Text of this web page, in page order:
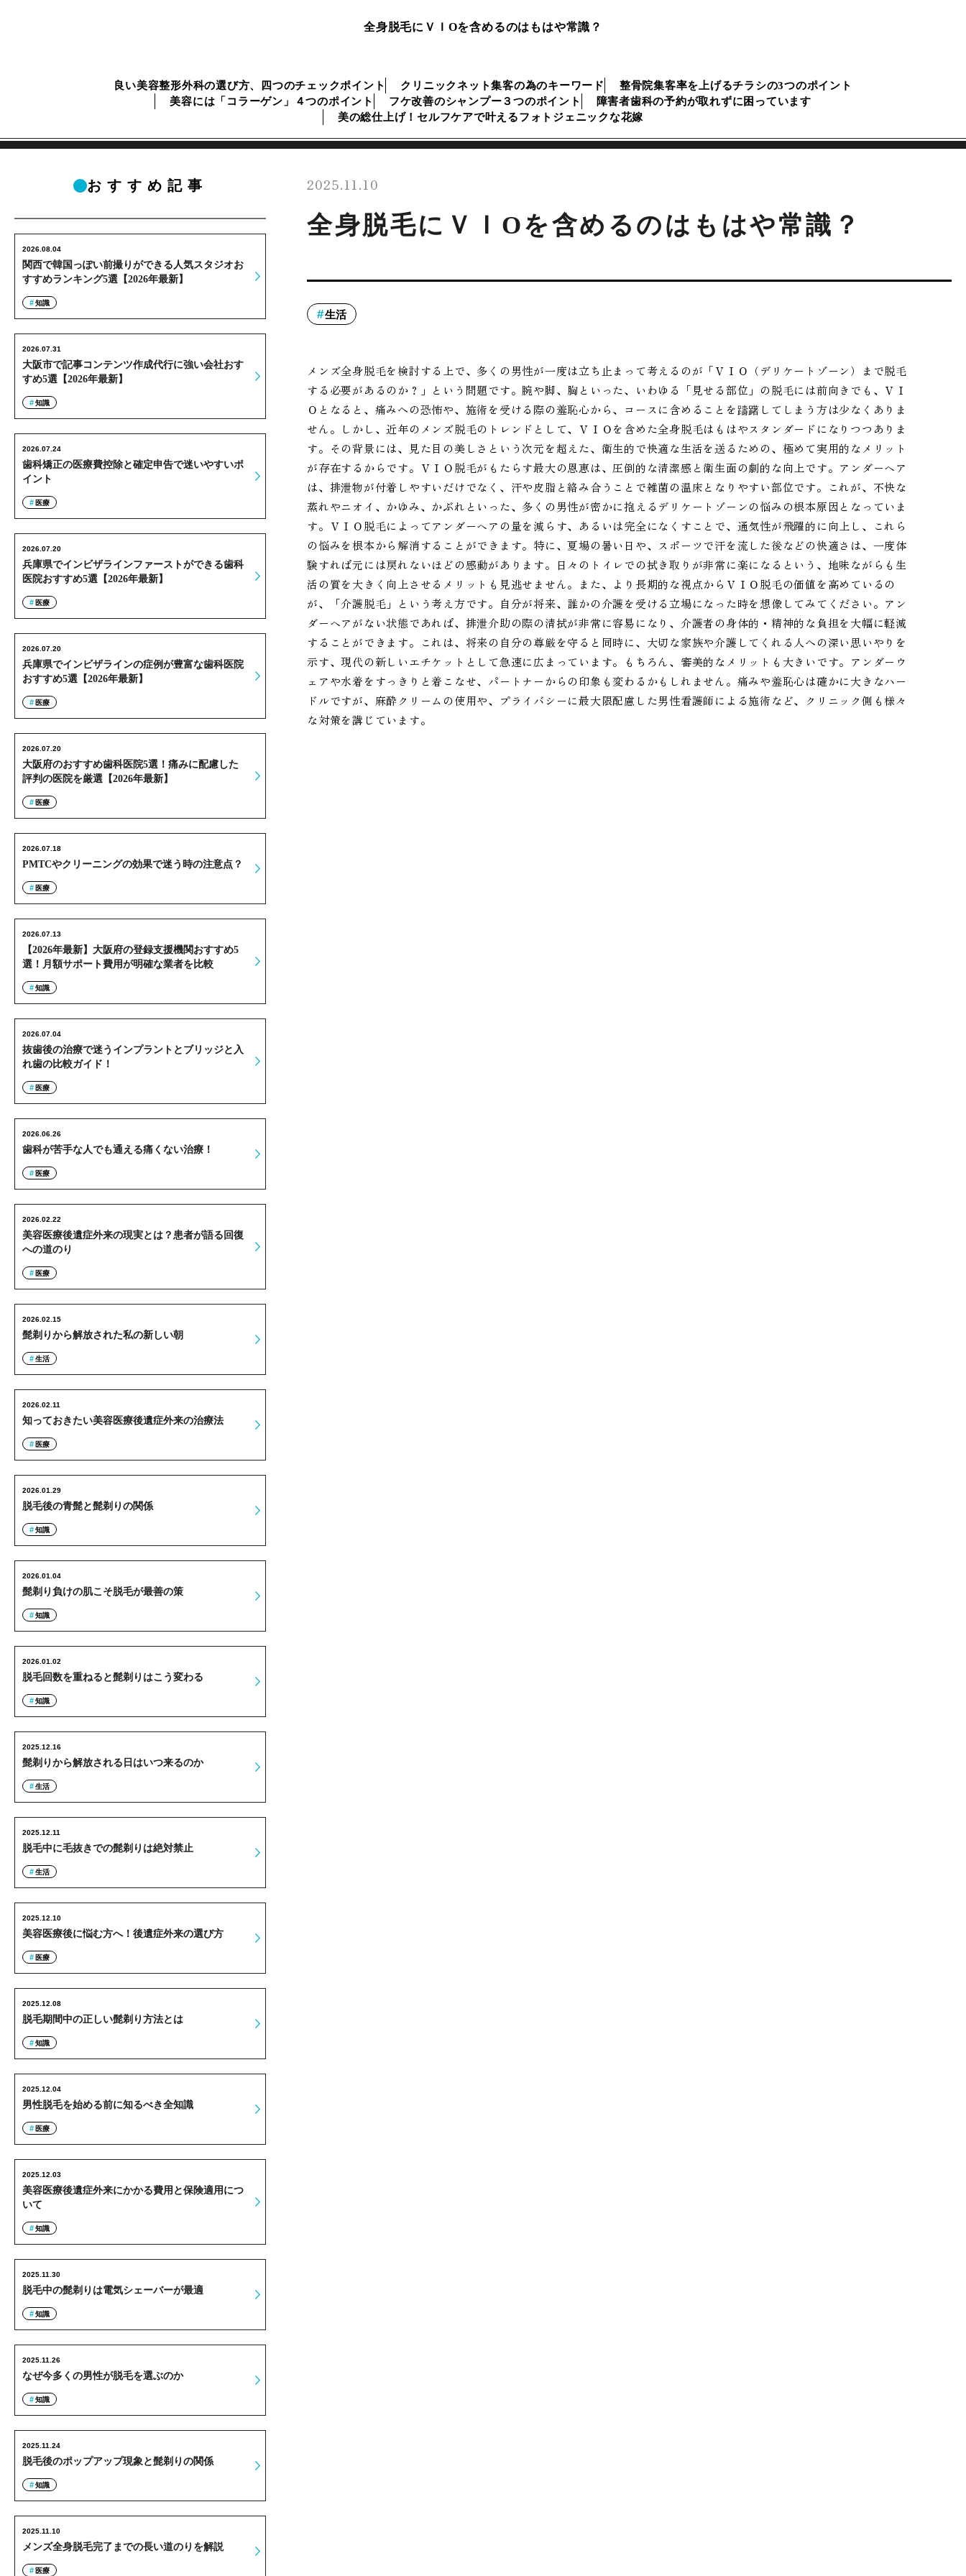
全身脱毛にＶＩОを含めるのはもはや常識？
良い美容整形外科の選び方、四つのチェックポイント クリニックネット集客の為のキーワード
整骨院集客率を上げるチラシの3つのポイント
美容には「コラーゲン」４つのポイント
フケ改善のシャンプー３つのポイント
障害者歯科の予約が取れずに困っています
美の総仕上げ！セルフケアで叶えるフォトジェニックな花嫁
2025.11.10
全身脱毛にＶＩОを含めるのはもはや常識？
生活
メンズ全身脱毛を検討する上で、多くの男性が一度は立ち止まって考えるのが「ＶＩＯ（デリケートゾーン）まで脱毛
する必要があるのか？」という問題です。腕や脚、胸といった、いわゆる「見せる部位」の脱毛には前向きでも、ＶＩ
Ｏとなると、痛みへの恐怖や、施術を受ける際の羞恥心から、コースに含めることを躊躇してしまう方は少なくありま
せん。しかし、近年のメンズ脱毛のトレンドとして、ＶＩＯを含めた全身脱毛はもはやスタンダードになりつつありま
す。その背景には、見た目の美しさという次元を超えた、衛生的で快適な生活を送るための、極めて実用的なメリット
が存在するからです。ＶＩＯ脱毛がもたらす最大の恩恵は、圧倒的な清潔感と衛生面の劇的な向上です。アンダーヘア
は、排泄物が付着しやすいだけでなく、汗や皮脂と絡み合うことで雑菌の温床となりやすい部位です。これが、不快な
蒸れやニオイ、かゆみ、かぶれといった、多くの男性が密かに抱えるデリケートゾーンの悩みの根本原因となっていま
す。ＶＩＯ脱毛によってアンダーヘアの量を減らす、あるいは完全になくすことで、通気性が飛躍的に向上し、これら
の悩みを根本から解消することができます。特に、夏場の暑い日や、スポーツで汗を流した後などの快適さは、一度体
験すれば元には戻れないほどの感動があります。日々のトイレでの拭き取りが非常に楽になるという、地味ながらも生
活の質を大きく向上させるメリットも見逃せません。また、より長期的な視点からＶＩＯ脱毛の価値を高めているの
が、「介護脱毛」という考え方です。自分が将来、誰かの介護を受ける立場になった時を想像してみてください。アン
ダーヘアがない状態であれば、排泄介助の際の清拭が非常に容易になり、介護者の身体的・精神的な負担を大幅に軽減
することができます。これは、将来の自分の尊厳を守ると同時に、大切な家族や介護してくれる人への深い思いやりを
示す、現代の新しいエチケットとして急速に広まっています。もちろん、審美的なメリットも大きいです。アンダーウ
ェアや水着をすっきりと着こなせ、パートナーからの印象も変わるかもしれません。痛みや羞恥心は確かに大きなハー
ドルですが、麻酔クリームの使用や、プライバシーに最大限配慮した男性看護師による施術など、クリニック側も様々
な対策を講じています。
おすすめ記事
関西で韓国っぽい前撮りができる人気スタジオお
すすめランキング5選【2026年最新】
2026.08.04
知識
大阪市で記事コンテンツ作成代行に強い会社おす
すめ5選【2026年最新】
2026.07.31
知識
歯科矯正の医療費控除と確定申告で迷いやすいポ
イント
2026.07.24
医療
兵庫県でインビザラインファーストができる歯科
医院おすすめ5選【2026年最新】
2026.07.20
医療
兵庫県でインビザラインの症例が豊富な歯科医院
おすすめ5選【2026年最新】
2026.07.20
医療
大阪府のおすすめ歯科医院5選！痛みに配慮した
評判の医院を厳選【2026年最新】
2026.07.20
医療
PMTCやクリーニングの効果で迷う時の注意点？
2026.07.18
医療
【2026年最新】大阪府の登録支援機関おすすめ5
選！月額サポート費用が明確な業者を比較
2026.07.13
知識
抜歯後の治療で迷うインプラントとブリッジと入
れ歯の比較ガイド！
2026.07.04
医療
歯科が苦手な人でも通える痛くない治療！
2026.06.26
医療
美容医療後遺症外来の現実とは？患者が語る回復
への道のり
2026.02.22
医療
髭剃りから解放された私の新しい朝
2026.02.15
生活
知っておきたい美容医療後遺症外来の治療法
2026.02.11
医療
脱毛後の青髭と髭剃りの関係
2026.01.29
知識
髭剃り負けの肌こそ脱毛が最善の策
2026.01.04
知識
脱毛回数を重ねると髭剃りはこう変わる
2026.01.02
知識
髭剃りから解放される日はいつ来るのか
2025.12.16
生活
脱毛中に毛抜きでの髭剃りは絶対禁止
2025.12.11
生活
美容医療後に悩む方へ！後遺症外来の選び方
2025.12.10
医療
脱毛期間中の正しい髭剃り方法とは
2025.12.08
知識
男性脱毛を始める前に知るべき全知識
2025.12.04
医療
美容医療後遺症外来にかかる費用と保険適用につ
いて
2025.12.03
知識
脱毛中の髭剃りは電気シェーバーが最適
2025.11.30
知識
なぜ今多くの男性が脱毛を選ぶのか
2025.11.26
知識
脱毛後のポップアップ現象と髭剃りの関係
2025.11.24
知識
メンズ全身脱毛完了までの長い道のりを解説
2025.11.10
医療